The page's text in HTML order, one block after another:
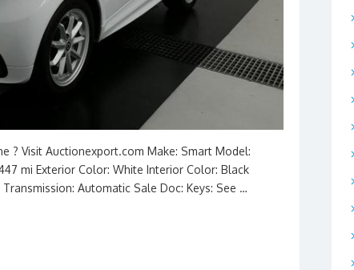
? Visit Auctionexport.com Make: Smart Model:
mi Exterior Color: White Interior Color: Black
Automatic Sale Doc: Keys: See …